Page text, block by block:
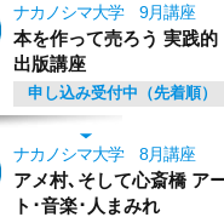
ナカノシマ大学 9月講座
本を作って売ろう 実践的
出版講座
申し込み受付中（先着順）
ナカノシマ大学 8月講座
アメ村､そして心斎橋 ア
ト･音楽･人まみれ